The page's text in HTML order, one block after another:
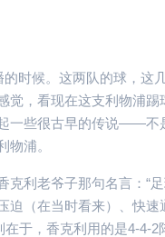
时候。这两队的球，这
觉，看现在这支利物浦
一些很古早的传说——不
物浦。
利老爷子那句名言：“
迫（在当时看来）、快
于，香克利用的是4-4-